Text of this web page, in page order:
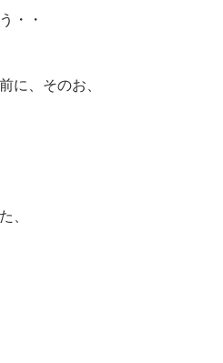
・・
に、そのお、
、